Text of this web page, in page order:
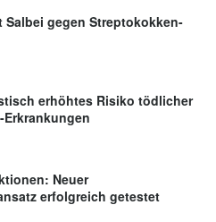
Salbei gegen Streptokokken-
erhöhtes Risiko tödlicher
Erkrankungen
Neuer
erfolgreich getestet